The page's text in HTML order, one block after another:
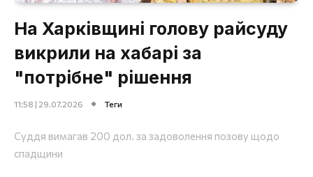
На Харківщині голову райсуду
викрили на хабарі за
"потрібне" рішення
11:58 | 29.07.2026 Теги
Суддя вимагав 200 дол. за задоволення позову щодо
спадщини